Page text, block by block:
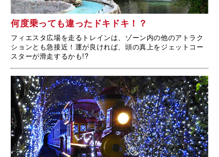
何度乗っても違ったドキドキ！？
フィエスタ広場を走るトレインは、ゾーン内の他のアトラク
ションとも急接近！運が良ければ、頭の真上をジェットコー
スターが滑走するかも!?